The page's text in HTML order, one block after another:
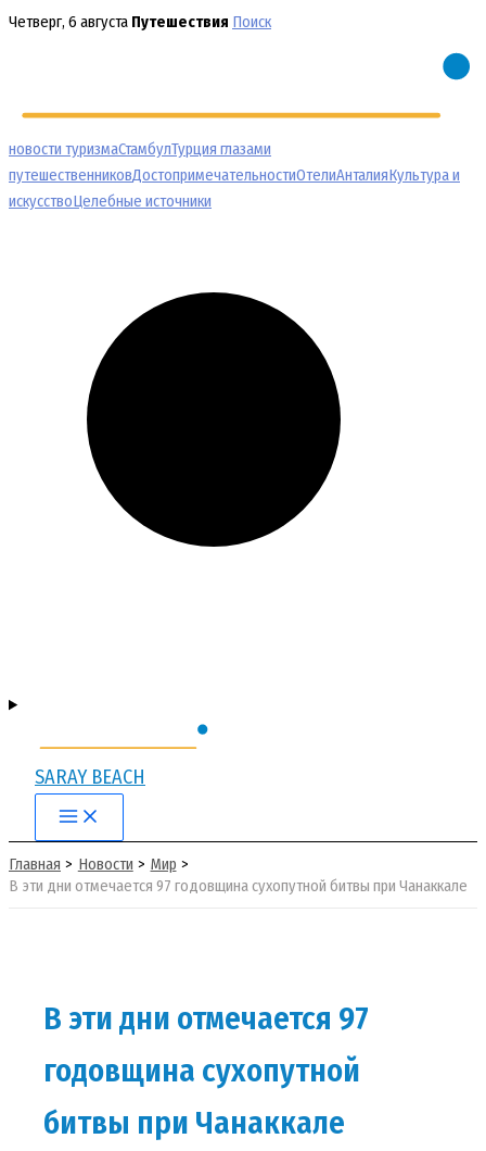
Перейти
Четверг, 6 августа Путешествия Поиск
новости туризмаСтамбулТурция глазами
путешественниковДостопримечательностиОтелиАнталияКультура и
искусствоЦелебные источники
SARAY BEACH
Main
Menu
Главная Новости
Мир
В эти дни отмечается 97 годовщина сухопутной битвы при Чанаккале
В эти дни отмечается 97
годовщина сухопутной
битвы при Чанаккале